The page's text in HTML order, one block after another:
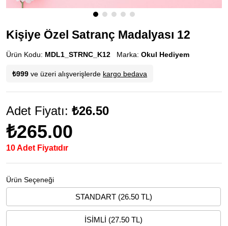
Kişiye Özel Satranç Madalyası 12
Ürün Kodu: MDL1_STRNC_K12 Marka: Okul Hediyem
₺999 ve üzeri alışverişlerde kargo bedava
Adet Fiyatı: ₺26.50
₺265.00
10 Adet Fiyatıdır
Ürün Seçeneği
STANDART (26.50 TL)
İSİMLİ (27.50 TL)